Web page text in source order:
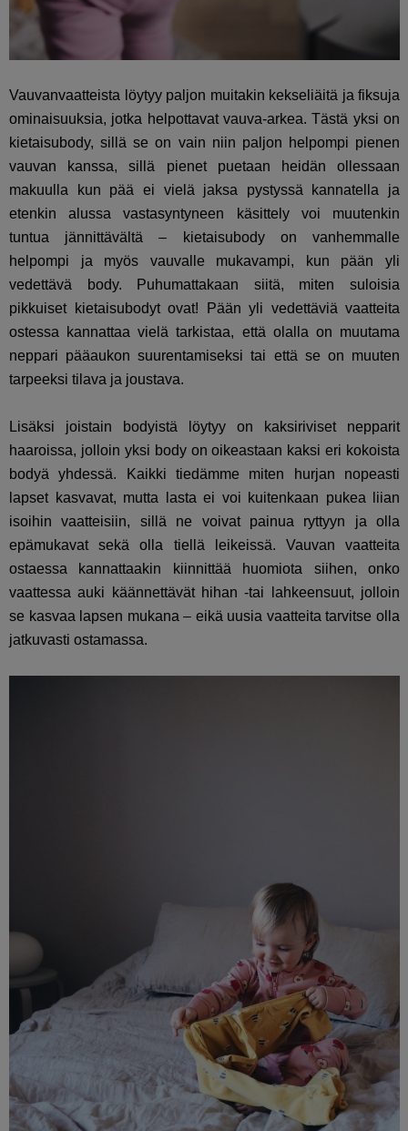
Vauvanvaatteista löytyy paljon muitakin kekseliäitä ja fiksuja
ominaisuuksia, jotka helpottavat vauva-arkea. Tästä yksi on
kietaisubody, sillä se on vain niin paljon helpompi pienen
vauvan kanssa, sillä pienet puetaan heidän ollessaan
makuulla kun pää ei vielä jaksa pystyssä kannatella ja
etenkin alussa vastasyntyneen käsittely voi muutenkin
tuntua jännittävältä – kietaisubody on vanhemmalle
helpompi ja myös vauvalle mukavampi, kun pään yli
vedettävä body. Puhumattakaan siitä, miten suloisia
pikkuiset kietaisubodyt ovat! Pään yli vedettäviä vaatteita
ostessa kannattaa vielä tarkistaa, että olalla on muutama
neppari pääaukon suurentamiseksi tai että se on muuten
tarpeeksi tilava ja joustava.
Lisäksi joistain bodyistä löytyy on kaksiriviset nepparit
haaroissa, jolloin yksi body on oikeastaan kaksi eri kokoista
bodyä yhdessä. Kaikki tiedämme miten hurjan nopeasti
lapset kasvavat, mutta lasta ei voi kuitenkaan pukea liian
isoihin vaatteisiin, sillä ne voivat painua ryttyyn ja olla
epämukavat sekä olla tiellä leikeissä. Vauvan vaatteita
ostaessa kannattaakin kiinnittää huomiota siihen, onko
vaattessa auki käännettävät hihan -tai lahkeensuut, jolloin
se kasvaa lapsen mukana – eikä uusia vaatteita tarvitse olla
jatkuvasti ostamassa.